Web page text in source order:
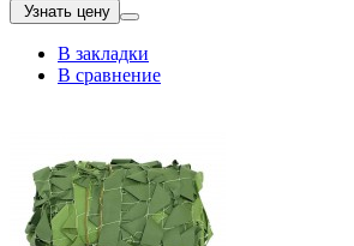
Узнать цену
В закладки
В сравнение